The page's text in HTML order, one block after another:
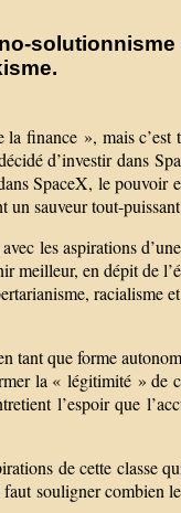
finance », mais c’est
d’investir dans
SpaceX, le pouvoir
un sauveur tout-
les aspirations
meilleur, en dépit de
racialisme
tant que forme
la « légitimité » de
l’espoir que
de cette classe
souligner combien